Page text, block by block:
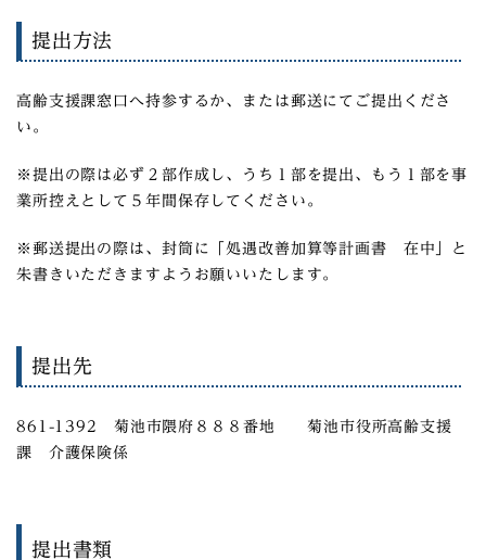
提出方法
高齢支援課窓口へ持参するか、または郵送にてご提出くださ
い。
※提出の際は必ず２部作成し、うち１部を提出、もう１部を事
業所控えとして５年間保存してください。
※郵送提出の際は、封筒に「処遇改善加算等計画書 在中」と
朱書きいただきますようお願いいたします。
提出先
861-1392 菊池市隈府８８８番地 菊池市役所高齢支援
課 介護保険係
提出書類